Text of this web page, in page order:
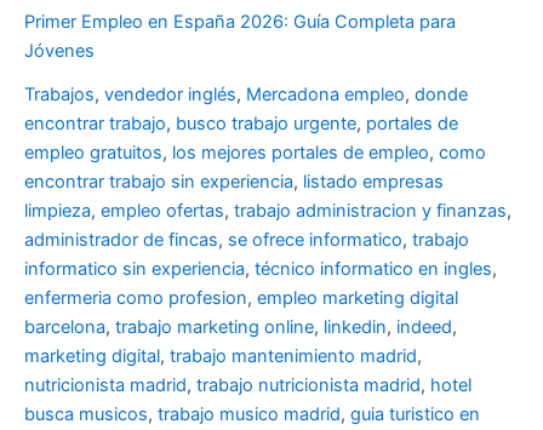
Primer Empleo en España 2026: Guía Completa para
Jóvenes
Trabajos, vendedor inglés, Mercadona empleo, donde
encontrar trabajo, busco trabajo urgente, portales de
empleo gratuitos, los mejores portales de empleo, como
encontrar trabajo sin experiencia, listado empresas
limpieza, empleo ofertas, trabajo administracion y finanzas,
administrador de fincas, se ofrece informatico, trabajo
informatico sin experiencia, técnico informatico en ingles,
enfermeria como profesion, empleo marketing digital
barcelona, trabajo marketing online, linkedin, indeed,
marketing digital, trabajo mantenimiento madrid,
nutricionista madrid, trabajo nutricionista madrid, hotel
busca musicos, trabajo musico madrid, guia turistico en